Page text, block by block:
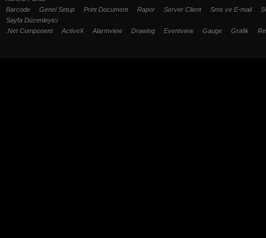
Barcode
Genel Setup Print Document Rapor Server Client Sms ve E-mail
Sayfa Düzenleyici
.Net Component
ActiveX Alarmview Drawing Eventview Gauge Grafik